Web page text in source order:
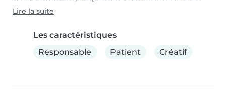
Lire la suite
Les caractéristiques
Responsable
Patient Créatif